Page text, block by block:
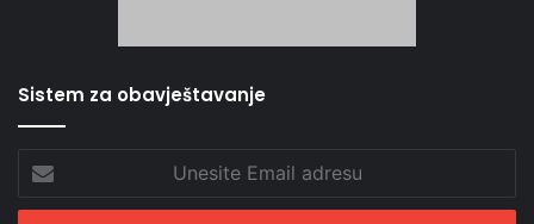
Sistem za obavještavanje
Email
adresu